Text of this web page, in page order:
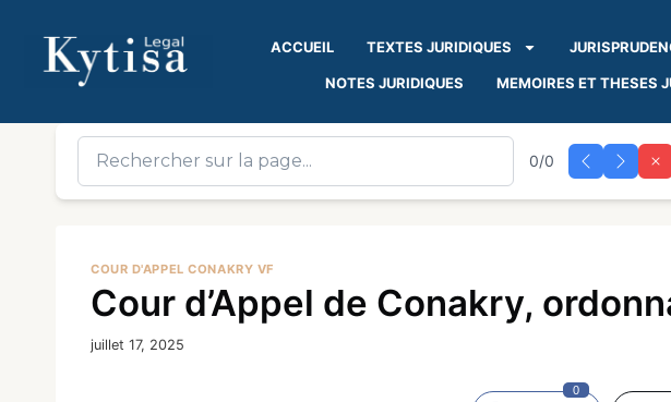
ACCUEIL TEXTES JURIDIQUES
NOTES JURIDIQUES MEMOIRES ET THESES
0/0
COUR D'APPEL CONAKRY VF
Cour d’Appel de Conakry,
juillet 17, 2025
0